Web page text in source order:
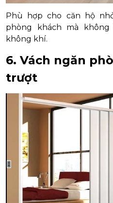
Phù hợp cho căn hộ
phòng khách mà
không khí.
6. Vách ngăn
trượt